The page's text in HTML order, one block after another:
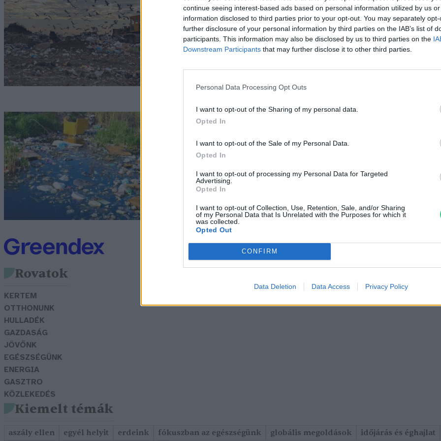
continue seeing interest-based ads based on personal information utilized by us
information disclosed to third parties prior to your opt-out. You may separately
further disclosure of your personal information by third parties on the IAB’s list of
participants. This information may also be disclosed by us to third parties on the
Downstream Participants that may further disclose it to other third parties.
Personal Data Processing Opt Outs
I want to opt-out of the Sharing of my personal data.
Opted In
I want to opt-out of the Sale of my Personal Data.
Opted In
I want to opt-out of processing my Personal Data for Targeted
Advertising.
Opted In
I want to opt-out of Collection, Use, Retention, Sale, and/or Sharing
of my Personal Data that Is Unrelated with the Purposes for which it
was collected.
Opted Out
CONFIRM
Data Deletion Data Access Privacy Policy
környezetvédelmi bírságok
májustól
Greendex Szemle
Az eddigieknél jóval szigorúbb
büntetés vár a
környezetszennyezőkre
Greendex Szemle
Rovatok
KERTEM
OTTHONUNK
HULLADÉK
GAZDASÁG
JÖVŐNK
EGÉSZSÉGÜNK
ENERGIA
GASZTRO
KÖZLEKEDÉS
Kiemelt témák
aszály ellen egyél helyit erdeink fókuszban az egészségünk globális megoldások időjárás és éghajlat